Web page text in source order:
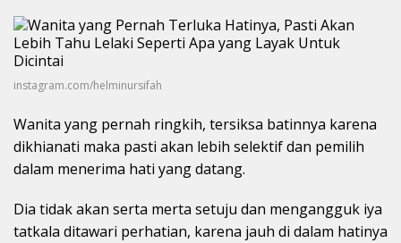
instagram.com/helminursifah
Wanita yang pernah ringkih, tersiksa batinnya karena
dikhianati maka pasti akan lebih selektif dan pemilih
dalam menerima hati yang datang.
Dia tidak akan serta merta setuju dan mengangguk iya
tatkala ditawari perhatian, karena jauh di dalam hatinya